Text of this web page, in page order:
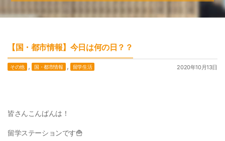
【国・都市情報】今日は何の日？？
その他 , 国・都市情報 , 留学生活 2020年10月13日
皆さんこんばんは！
留学ステーションです🍟